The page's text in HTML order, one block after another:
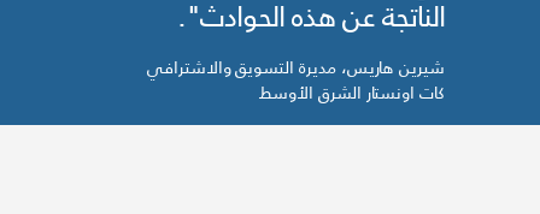
الناتجة عن هذه الحوادث".
شيرين هاريس، مديرة التسويق والاشترافي
كات اونستار الشرق الأوسط